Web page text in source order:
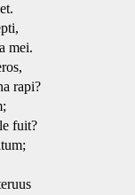
mei.
rapi?
fuit?